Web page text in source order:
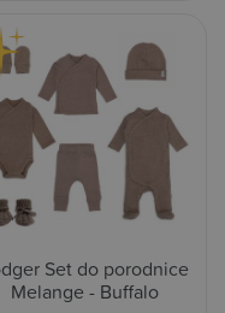
Set do porodnice
Melange - Buffalo